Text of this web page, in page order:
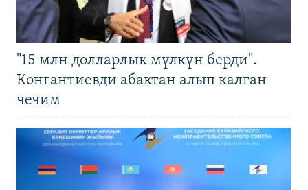
"15 млн долларлык мүлкүн берди".
Конгантиевди абактан алып калган
чечим